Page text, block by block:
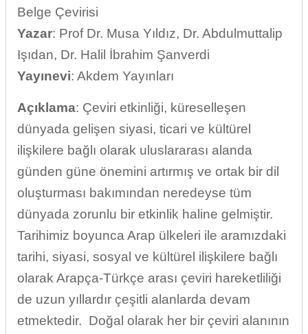
Belge Çevirisi
Yazar: Prof Dr. Musa Yıldız, Dr. Abdulmuttalip
Işıdan, Dr. Halil İbrahim Şanverdi
Yayınevi: Akdem Yayınları
Açıklama: Çeviri etkinliği, küreselleşen
dünyada gelişen siyasi, ticari ve kültürel
ilişkilere bağlı olarak uluslararası alanda
günden güne önemini artırmış ve ortak bir dil
oluşturması bakımından neredeyse tüm
dünyada zorunlu bir etkinlik haline gelmiştir.
Tarihimiz boyunca Arap ülkeleri ile aramızdaki
tarihi, siyasi, sosyal ve kültürel ilişkilere bağlı
olarak Arapça-Türkçe arası çeviri hareketliliği
de uzun yıllardır çeşitli alanlarda devam
etmektedir. Doğal olarak her bir çeviri alanının